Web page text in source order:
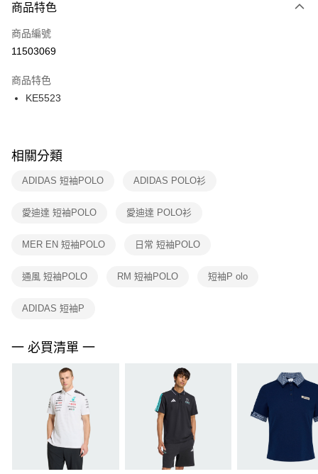
３．安心：先確認商品／服務後，再付款。
【「AFTEE先享後付」結帳流程】
１．於結帳方式選擇「AFTEE先享後付」後，將跳轉至「AFTEE先享後付」
２．訂單成立數日內，您將收到繳費通知簡訊。
３．收到繳費通知簡訊後14天內，點擊此簡訊中的連結，可透過四大超商／
ATM／網路銀行／等多元方式進行付款，方視為交易完成。
※ 交易是否成功請以「AFTEE先享後付 」之結帳頁面顯示為準，若有關於
是否繳費成功／繳費後需取消欲退款等相關疑問，請聯繫「AFTEE先享後付
客戶支援中心」https://netprotections.freshdesk.com/support/home
１．透過由恩沛科技股份有限公司提供之「AFTEE先享後付」服務完成之交
權轉讓予恩沛科技股份有限公司。
３．未成年的使用者請事先徵得法定代理人或監護人之同意方可使用
任。
請求用戶進行身份認證。
５．嚴禁一人註冊多個帳號或使用他人資訊註冊。若發現惡意使用之情形，
恩沛科技股份有限公司將有權停止該用戶之使用額度並採取法律行動。
每筆NT$100，滿NT$1,500(含以上)免運費
宅配
每筆NT$100，滿NT$1,500(含以上)免運費
付款後門市自取
每筆NT$100，滿NT$1,500(含以上)免運費
商品特色
商品編號
11503069
商品特色
KE5523
相關分類
ADIDAS 短袖POLO ADIDAS POLO衫
愛迪達 短袖POLO 愛迪達 POLO衫
MER EN 短袖POLO 日常 短袖POLO
通風 短袖POLO RM 短袖POLO 短袖P olo
ADIDAS 短袖P
一 必買清單 一